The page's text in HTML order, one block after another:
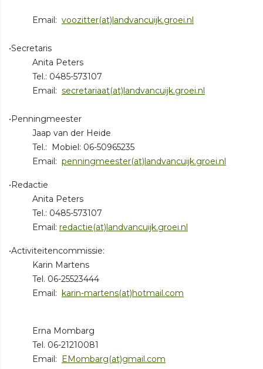
Email: voozitter(at)landvancuijk.groei.nl
•Secretaris
Anita Peters
Tel.: 0485-573107
Email: secretariaat(at)landvancuijk.groei.nl
•Penningmeester
Jaap van der Heide
Tel.: Mobiel: 06-50965235
Email: penningmeester(at)landvancuijk.groei.nl
•Redactie
Anita Peters
Tel.: 0485-573107
Email: redactie(at)landvancuijk.groei.nl
•Activiteitencommissie:
Karin Martens
Tel. 06-25523444
Email: karin-martens(at)hotmail.com
Erna Mombarg
Tel. 06-21210081
Email: EMombarg(at)gmail.com